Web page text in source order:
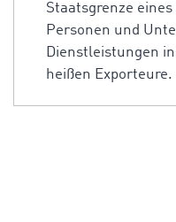
Staatsgrenze
Personen und
Dienstleistungen
heißen Exporteure.